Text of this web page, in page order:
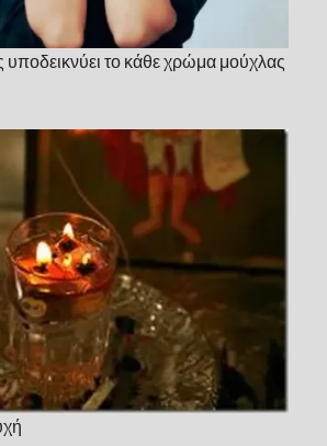
υποδεικνύει το κάθε χρώμα μούχλας